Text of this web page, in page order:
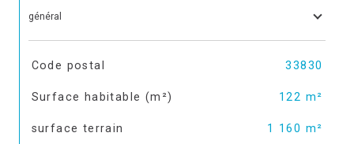
général
TRAD_SIROCCO_Caracteristique
Code postal 33830
Surface habitable (m²) 122 m²
surface terrain 1 160 m²